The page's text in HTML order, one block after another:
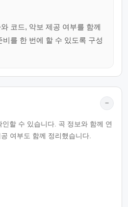
코드, 악보 제공 여부를 함께
를 한 번에 할 수 있도록 구성
−
인할 수 있습니다. 곡 정보와 함께 연
여부도 함께 정리했습니다.